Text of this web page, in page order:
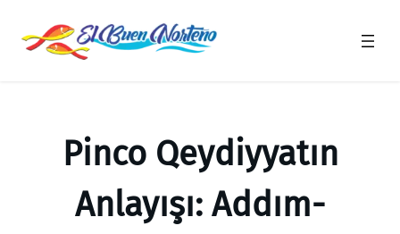
Pinco Qeydiyyatın
Anlayışı: Addım-